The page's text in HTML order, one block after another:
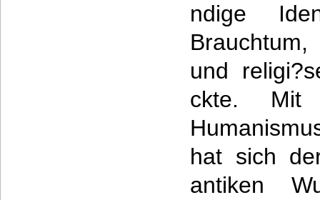
ndige
und
ckte. Mit
hat sich
antiken